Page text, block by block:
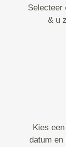
Selecteer
& u
Kies
datum en